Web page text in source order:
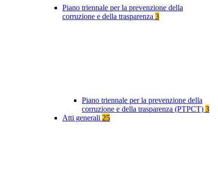
Piano triennale per la prevenzione della
corruzione e della trasparenza 3
Piano triennale per la prevenzione della
corruzione e della trasparenza (PTPCT) 3
Atti generali 25